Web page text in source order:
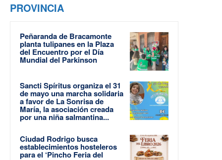
PROVINCIA
Peñaranda de Bracamonte
planta tulipanes en la Plaza
del Encuentro por el Día
Mundial del Parkinson
Sancti Spíritus organiza el 31
de mayo una marcha solidaria
a favor de La Sonrisa de
María, la asociación creada
por una niña salmantina...
Ciudad Rodrigo busca
establecimientos hosteleros
para el ‘Pincho Feria del